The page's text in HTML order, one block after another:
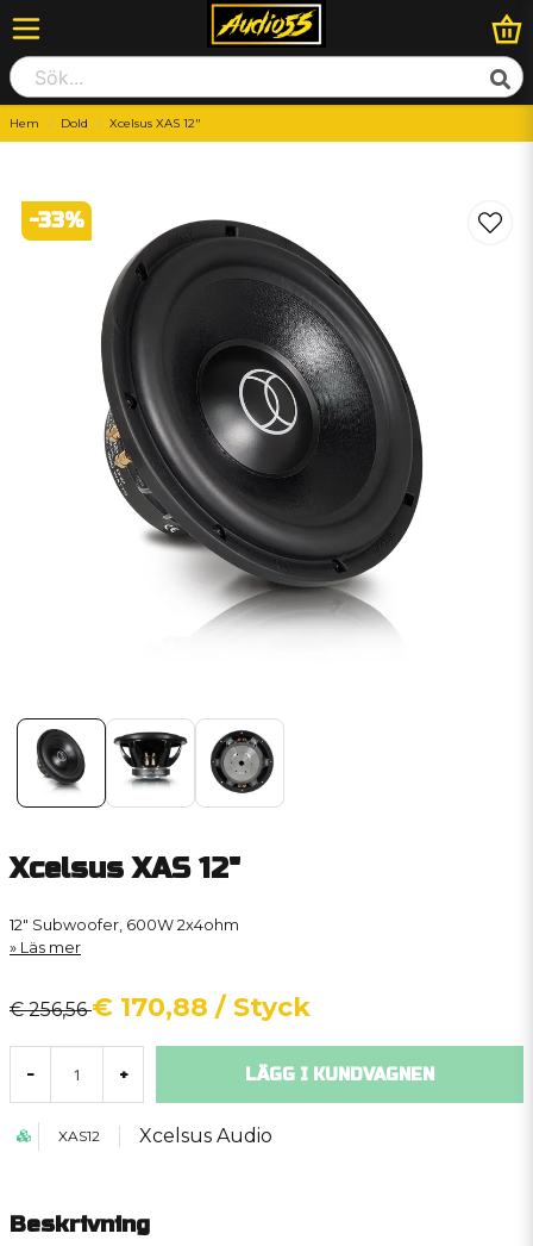
Hem Dold Xcelsus XAS 12"
-33%
Xcelsus XAS 12"
12" Subwoofer, 600W 2x4ohm
Läs mer
€ 256,56€ 170,88 / Styck
- + LÄGG I KUNDVAGNEN
XAS12 Xcelsus Audio
Beskrivning